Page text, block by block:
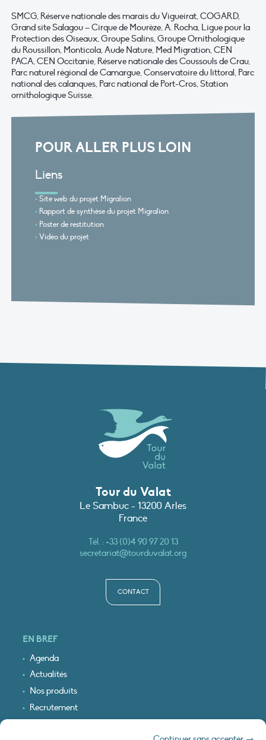
SMCG, Réserve nationale des marais du Vigueirat, COGARD,
Grand site Salagou – Cirque de Mourèze, A. Rocha, Ligue pour la
Protection des Oiseaux, Groupe Salins, Groupe Ornithologique
du Roussillon, Monticola, Aude Nature, Med Migration, CEN
PACA, CEN Occitanie, Réserve nationale des Coussouls de Crau,
Parc naturel régional de Camargue, Conservatoire du littoral, Parc
national des calanques, Parc national de Port-Cros, Station
ornithologique Suisse.
POUR ALLER PLUS LOIN
Liens
Site web du projet Migralion
Rapport de synthèse du projet Migralion
Poster de restitution
Vidéo du projet
Tour du Valat
Le Sambuc - 13200 Arles
France
Tél. :+33 (0)4 90 97 20 13
secretariat@tourduvalat.org
CONTACT
EN BREF
Agenda
Actualités
Nos produits
Recrutement